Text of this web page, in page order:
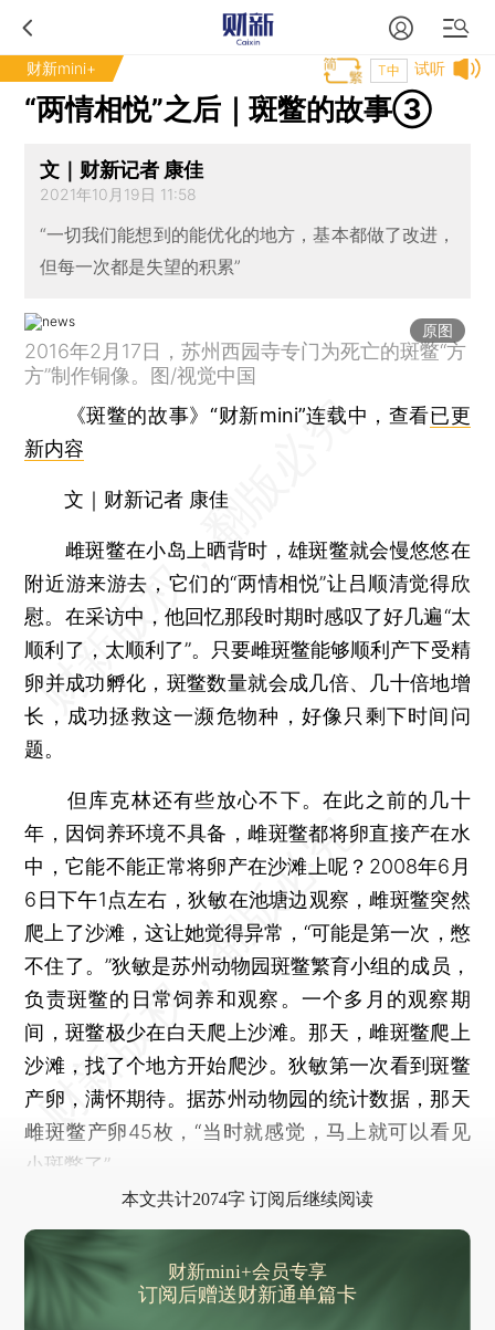
财新mini+ 试听
T中
“两情相悦”之后｜斑鳖的故事③
文｜财新记者 康佳
2021年10月19日 11:58
“一切我们能想到的能优化的地方，基本都做了改进，
但每一次都是失望的积累”
原图
2016年2月17日，苏州西园寺专门为死亡的斑鳖“方
方”制作铜像。图/视觉中国
《斑鳖的故事》“财新mini”连载中，查看已更
新内容
文｜财新记者 康佳
雌斑鳖在小岛上晒背时，雄斑鳖就会慢悠悠在
附近游来游去，它们的“两情相悦”让吕顺清觉得欣
慰。在采访中，他回忆那段时期时感叹了好几遍“太
顺利了，太顺利了”。只要雌斑鳖能够顺利产下受精
卵并成功孵化，斑鳖数量就会成几倍、几十倍地增
长，成功拯救这一濒危物种，好像只剩下时间问
题。
但库克林还有些放心不下。在此之前的几十
年，因饲养环境不具备，雌斑鳖都将卵直接产在水
中，它能不能正常将卵产在沙滩上呢？2008年6月
6日下午1点左右，狄敏在池塘边观察，雌斑鳖突然
爬上了沙滩，这让她觉得异常，“可能是第一次，憋
不住了。”狄敏是苏州动物园斑鳖繁育小组的成员，
负责斑鳖的日常饲养和观察。一个多月的观察期
间，斑鳖极少在白天爬上沙滩。那天，雌斑鳖爬上
沙滩，找了个地方开始爬沙。狄敏第一次看到斑鳖
产卵，满怀期待。据苏州动物园的统计数据，那天
雌斑鳖产卵45枚，“当时就感觉，马上就可以看见
小斑鳖了”。
本文共计2074字 订阅后继续阅读
财新mini+会员专享
订阅后赠送财新通单篇卡